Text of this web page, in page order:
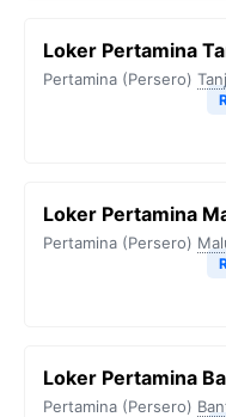
Loker Pertamina
Pertamina (Persero)
Loker Pertamina
Pertamina (Persero)
Loker Pertamina
Pertamina (Persero)